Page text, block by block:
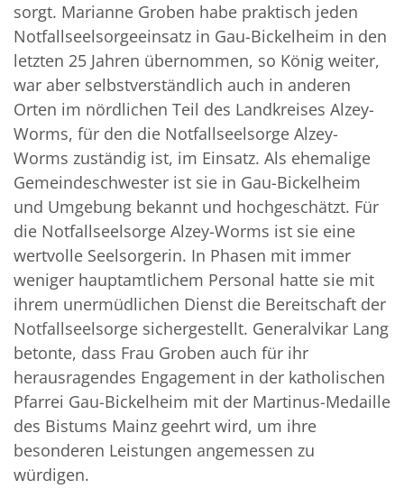
sorgt. Marianne Groben habe praktisch jeden
Notfallseelsorgeeinsatz in Gau-Bickelheim in den
letzten 25 Jahren übernommen, so König weiter,
war aber selbstverständlich auch in anderen
Orten im nördlichen Teil des Landkreises Alzey-
Worms, für den die Notfallseelsorge Alzey-
Worms zuständig ist, im Einsatz. Als ehemalige
Gemeindeschwester ist sie in Gau-Bickelheim
und Umgebung bekannt und hochgeschätzt. Für
die Notfallseelsorge Alzey-Worms ist sie eine
wertvolle Seelsorgerin. In Phasen mit immer
weniger hauptamtlichem Personal hatte sie mit
ihrem unermüdlichen Dienst die Bereitschaft der
Notfallseelsorge sichergestellt. Generalvikar Lang
betonte, dass Frau Groben auch für ihr
herausragendes Engagement in der katholischen
Pfarrei Gau-Bickelheim mit der Martinus-Medaille
des Bistums Mainz geehrt wird, um ihre
besonderen Leistungen angemessen zu
würdigen.